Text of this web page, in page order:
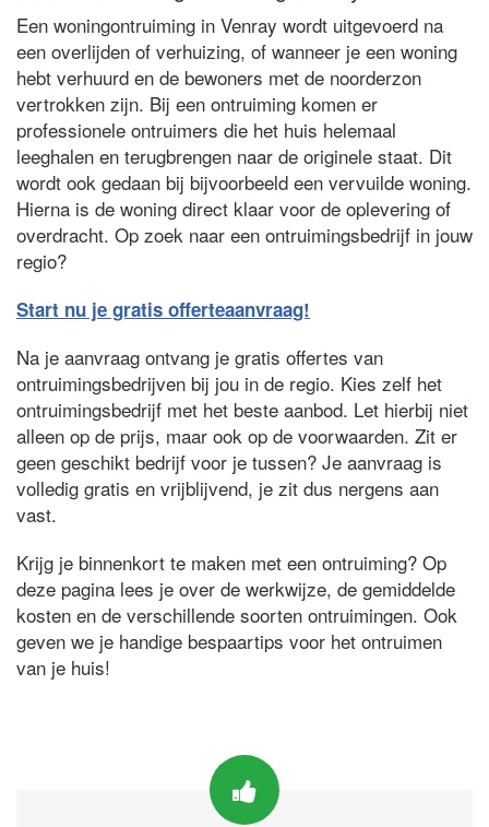
Een woningontruiming in Venray wordt uitgevoerd na
een overlijden of verhuizing, of wanneer je een woning
hebt verhuurd en de bewoners met de noorderzon
vertrokken zijn. Bij een ontruiming komen er
professionele ontruimers die het huis helemaal
leeghalen en terugbrengen naar de originele staat. Dit
wordt ook gedaan bij bijvoorbeeld een vervuilde woning.
Hierna is de woning direct klaar voor de oplevering of
overdracht. Op zoek naar een ontruimingsbedrijf in jouw
regio?
Start nu je gratis offerteaanvraag!
Na je aanvraag ontvang je gratis offertes van
ontruimingsbedrijven bij jou in de regio. Kies zelf het
ontruimingsbedrijf met het beste aanbod. Let hierbij niet
alleen op de prijs, maar ook op de voorwaarden. Zit er
geen geschikt bedrijf voor je tussen? Je aanvraag is
volledig gratis en vrijblijvend, je zit dus nergens aan
vast.
Krijg je binnenkort te maken met een ontruiming? Op
deze pagina lees je over de werkwijze, de gemiddelde
kosten en de verschillende soorten ontruimingen. Ook
geven we je handige bespaartips voor het ontruimen
van je huis!